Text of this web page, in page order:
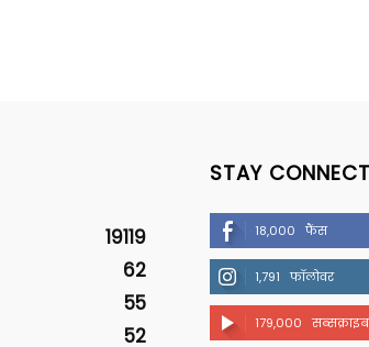
19119
62
55
52
STAY
18,000 फैंस
1,791 फॉलोवर
179,000